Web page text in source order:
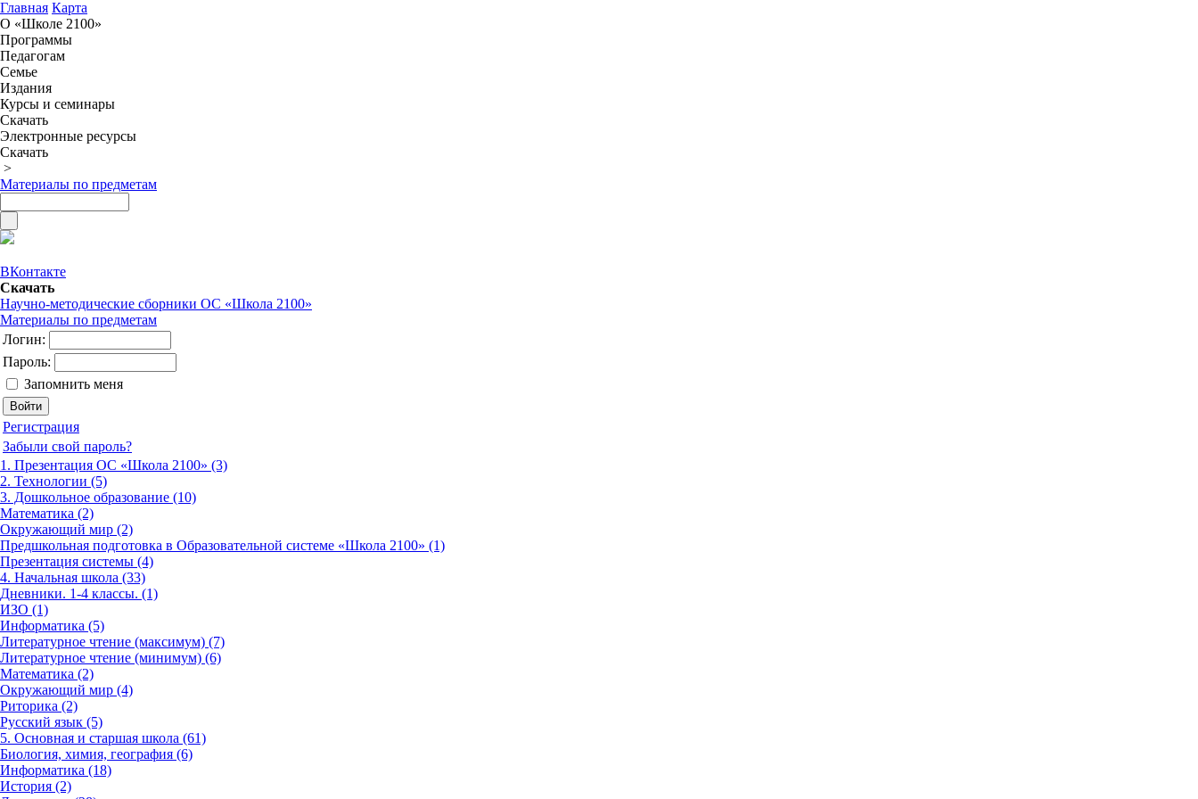
Главная Карта
О «Школе 2100»
Программы
Педагогам
Семье
Издания
Курсы и семинары
Скачать
Электронные ресурсы
Скачать
>
Материалы по предметам
ВКонтакте
Скачать
Научно-методические сборники ОС «Школа 2100»
Материалы по предметам
Логин:
Пароль:
Запомнить меня
Регистрация
Забыли свой пароль?
1. Презентация ОС «Школа 2100» (3)
2. Технологии (5)
3. Дошкольное образование (10)
Математика (2)
Окружающий мир (2)
Предшкольная подготовка в Образовательной системе «Школа 2100» (1)
Презентация системы (4)
4. Начальная школа (33)
Дневники. 1-4 классы. (1)
ИЗО (1)
Информатика (5)
Литературное чтение (максимум) (7)
Литературное чтение (минимум) (6)
Математика (2)
Окружающий мир (4)
Риторика (2)
Русский язык (5)
5. Основная и старшая школа (61)
Биология, химия, география (6)
Информатика (18)
История (2)